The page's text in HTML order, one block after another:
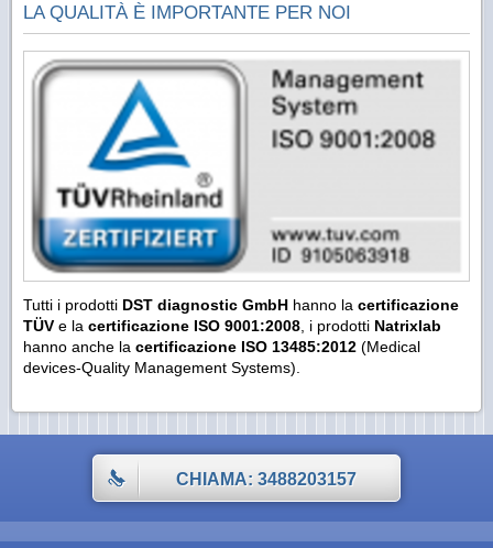
LA QUALITÀ È IMPORTANTE PER NOI
Tutti i prodotti DST diagnostic GmbH hanno la certificazione
TÜV e la certificazione ISO 9001:2008 , i prodotti Natrixlab
hanno anche la certificazione ISO 13485:2012 (Medical
devices-Quality Management Systems).
CHIAMA: 3488203157